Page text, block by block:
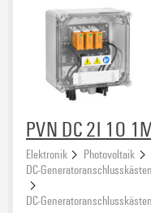
PVN DC 2I 1O
Elektronik
Photovoltaik
DC-
DC-